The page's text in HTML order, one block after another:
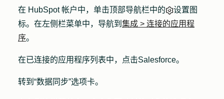
在 HubSpot 帐户中，单击顶部导航栏中的
设置图
标。在左侧栏菜单中，导航到 集成 > 连接的应用程
序。
在已连接的应用程序列表中，点击Salesforce。
转到 “数据同步”选项卡。